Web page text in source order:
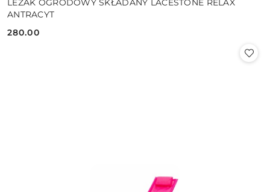
LEŻAK OGRODOWY SKŁADANY LACESTONE RELAX
ANTRACYT
Cena:
280.00